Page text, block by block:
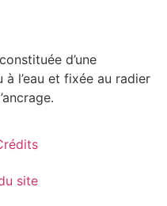
d’une
à l’eau et fixée au radier
site